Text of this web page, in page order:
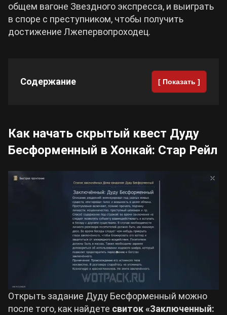
общем вагоне Звездного экспресса, и выиграть
в споре с преступником, чтобы получить
достижение Лжепервопроходец.
Содержание [ Показать ]
Как начать скрытый квест Дуду
Бесформенный в Хонкай: Стар Рейл
Открыть задание Дуду Бесформенный можно
после того, как найдете свиток «Заключенный: